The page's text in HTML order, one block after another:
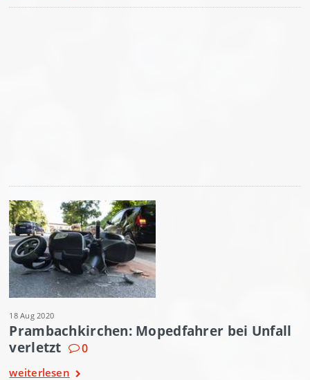
18 Aug 2020
Prambachkirchen: Mopedfahrer bei Unfall
verletzt
0
weiterlesen